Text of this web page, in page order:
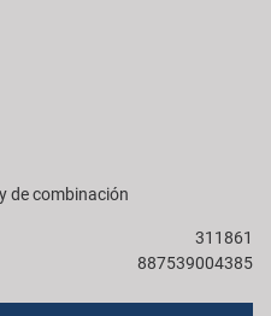
de combinación
311861
887539004385